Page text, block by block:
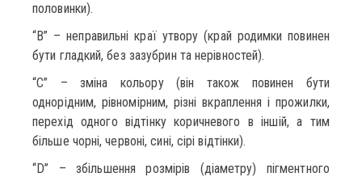
половинки).
“B” – неправильні краї утвору (край родимки повинен
бути гладкий, без зазубрин та нерівностей).
“C” – зміна кольору (він також повинен бути
однорідним, рівномірним, різні вкраплення і прожилки,
перехід одного відтінку коричневого в іншій, а тим
більше чорні, червоні, сині, сірі відтінки).
“D” – збільшення розмірів (діаметру) пігментного